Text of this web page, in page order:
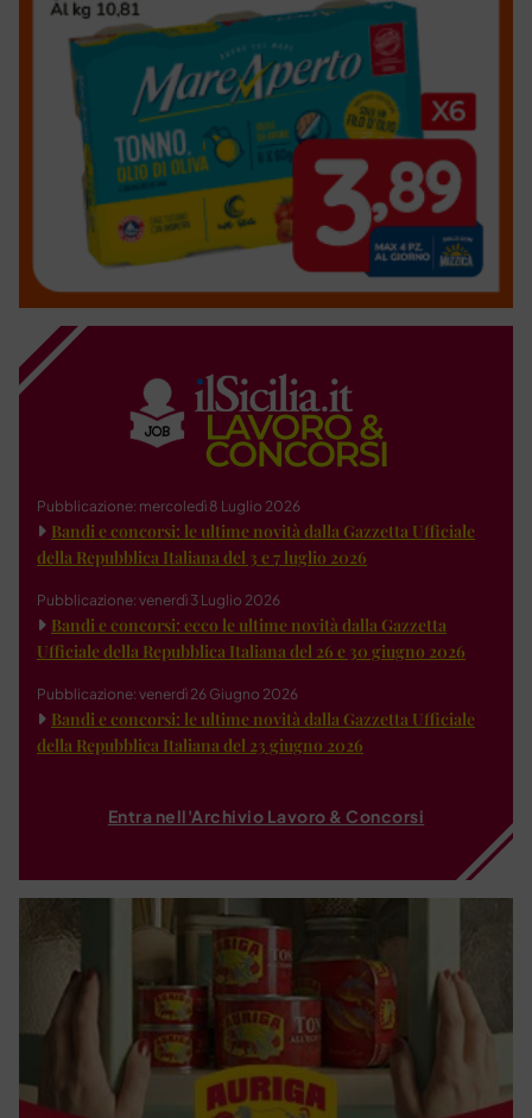
Pubblicazione: mercoledì 8 Luglio 2026
Bandi e concorsi: le ultime novità dalla Gazzetta Ufficiale
della Repubblica Italiana del 3 e 7 luglio 2026
Pubblicazione: venerdì 3 Luglio 2026
Bandi e concorsi: ecco le ultime novità dalla Gazzetta
Ufficiale della Repubblica Italiana del 26 e 30 giugno 2026
Pubblicazione: venerdì 26 Giugno 2026
Bandi e concorsi: le ultime novità dalla Gazzetta Ufficiale
della Repubblica Italiana del 23 giugno 2026
Entra nell'Archivio Lavoro & Concorsi